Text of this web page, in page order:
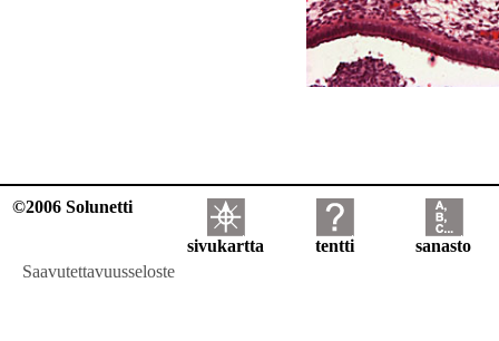
©2006 Solunetti
sivukartta tentti
sanasto
Saavutettavuusseloste